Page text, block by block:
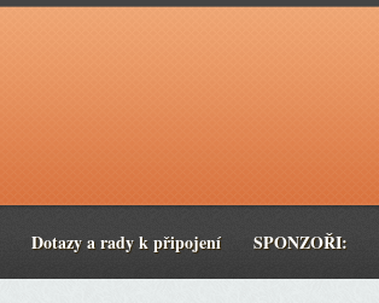
Dotazy a rady k připojení SPONZOŘI: